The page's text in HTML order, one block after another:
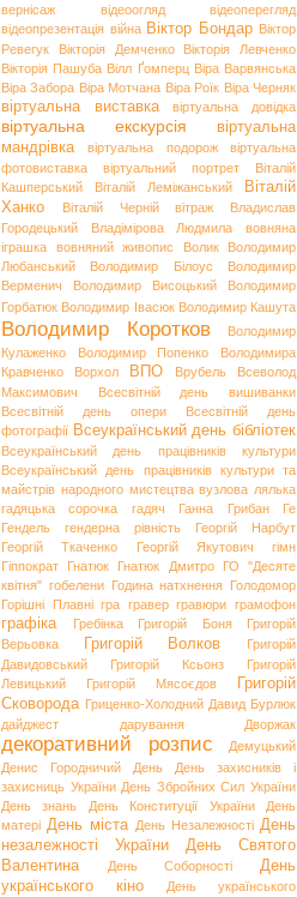
вернісаж
відеоогляд
відеоперегляд
відеопрезентація війна Віктор Бондар Віктор
Ревегук
Вікторія Демченко
Вікторія Левченко
Вікторія Пашуба Вілл Ґомперц Віра Варвянська
Віра Забора Віра Мотчана Віра Роїк Віра Черняк
віртуальна виставка віртуальна довідка
віртуальна екскурсія
віртуальна
мандрівка
віртуальна подорож
віртуальна
фотовиставка
віртуальний портрет
Віталій
Кашперський
Віталій Леміжанський
Віталій
Ханко
Віталій Черній вітраж
Владислав
Городецький
Владімірова Людмила
вовняна
іграшка
вовняний живопис Волик
Володимир
Любанський
Володимир Білоус
Володимир
Верменич
Володимир Висоцький
Володимир
Горбатюк Володимир Івасюк Володимир Кашута
Володимир Коротков
Володимир
Кулаженко
Володимир Попенко
Володимира
Кравченко
Ворхол ВПО Врубель
Всеволод
Максимович
Всесвітній день вишиванки
Всесвітній день опери
Всесвітній день
фотографії Всеукраїнський день бібліотек
Всеукраїнський день працівників культури
Всеукраїнський день працівників культури та
майстрів народного мистецтва вузлова лялька
гадяцька сорочка
гадяч Ганна Грибан
Ге
Гендель
гендерна рівність
Георгій Нарбут
Георгій Ткаченко
Георгій Якутович
гімн
Гіппократ
Гнатюк Гнатюк Дмитро
ГО "Десяте
квітня" гобелени Година натхнення Голодомор
Горішні Плавні гра гравер гравюри грамофон
графіка Гребінка Григорій Боня
Григорій
Верьовка
Григорій Волков
Григорій
Давидовський
Григорій Ксьонз
Григорій
Левицький
Григорій Мясоєдов
Григорій
Сковорода Гриценко-Холодний Давид Бурлюк
дайджест
дарування Дворжак
декоративний розпис
Демуцький
Денис Городничий
День
День захисників і
захисниць України День Збройних Сил України
День знань
День Конституції України
День
матері День міста День Незалежності День
незалежності України
День Святого
Валентина
День Соборності
День
українського кіно
День українського